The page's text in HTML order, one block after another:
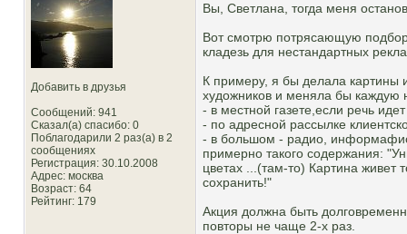
Добавить в друзья
Сообщений: 941
Сказал(а) спасибо: 0
Поблагодарили 2 раз(а) в 2
сообщениях
Регистрация: 30.10.2008
Адрес: москва
Возраст: 64
Рейтинг: 179
Вы, Светлана, тогда меня
Вот смотрю потрясающую
кладезь для нестандартных
К примеру, я бы делала картины
художников и меняла бы каждую
- в местной газете,если речь
- по адресной рассылке
- в большом - радио,
примерно такого содержания:
цветах ...(там-то) Картина
сохранить!"
Акция должна быть
повторы не чаще 2-х раз.